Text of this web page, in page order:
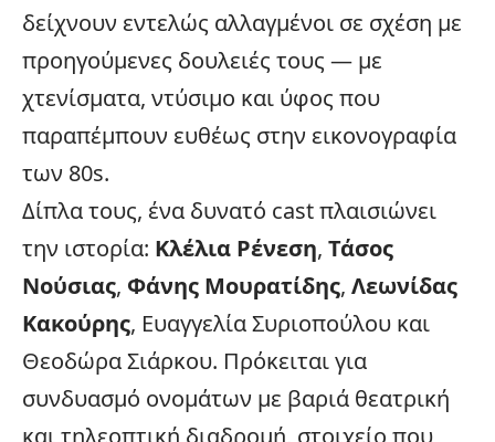
δείχνουν εντελώς αλλαγμένοι σε σχέση με
προηγούμενες δουλειές τους — με
χτενίσματα, ντύσιμο και ύφος που
παραπέμπουν ευθέως στην εικονογραφία
των 80s.
Δίπλα τους, ένα δυνατό cast πλαισιώνει
την ιστορία: Κλέλια Ρένεση, Τάσος
Νούσιας, Φάνης Μουρατίδης, Λεωνίδας
Κακούρης, Ευαγγελία Συριοπούλου και
Θεοδώρα Σιάρκου. Πρόκειται για
συνδυασμό ονομάτων με βαριά θεατρική
και τηλεοπτική διαδρομή, στοιχείο που